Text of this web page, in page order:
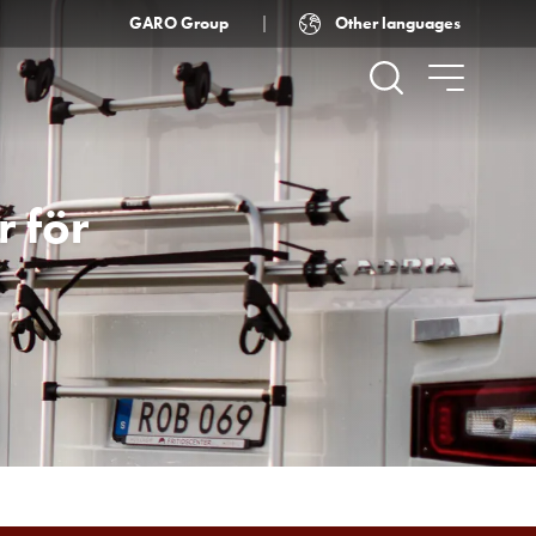
GARO Group Other languages
för